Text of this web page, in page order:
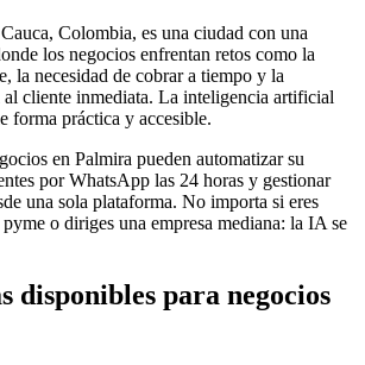
Colombia, es una ciudad con una
los negocios enfrentan retos como la
la necesidad de cobrar a tiempo y la
al cliente inmediata. La inteligencia artificial
forma práctica y accesible.
en Palmira pueden automatizar su
por WhatsApp las 24 horas y gestionar
una sola plataforma. No importa si eres
o diriges una empresa mediana: la IA se
disponibles para negocios